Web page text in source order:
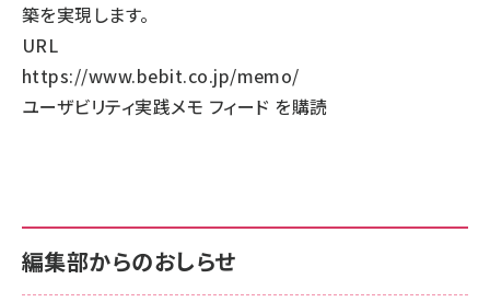
築を実現します。
URL
https://www.bebit.co.jp/memo/
ユーザビリティ実践メモ フィード を購読
編集部からのおしらせ